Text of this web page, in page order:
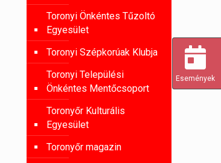
Toronyi Önkéntes Tűzoltó
Egyesület
Toronyi Szépkorúak Klubja
Toronyi Települési
Önkéntes Mentőcsoport
Toronyőr Kulturális
Egyesület
Toronyőr magazin
Események